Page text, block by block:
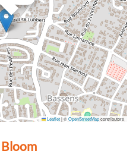
Leaflet|©OpenStreetMapcontributors